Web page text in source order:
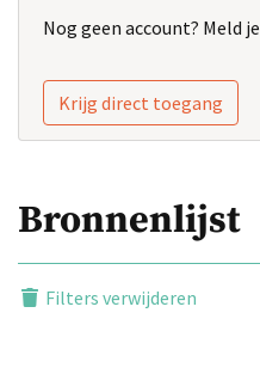
Nog geen account? Meld je
Krijg direct toegang
Bronnenlijst
Filters verwijderen